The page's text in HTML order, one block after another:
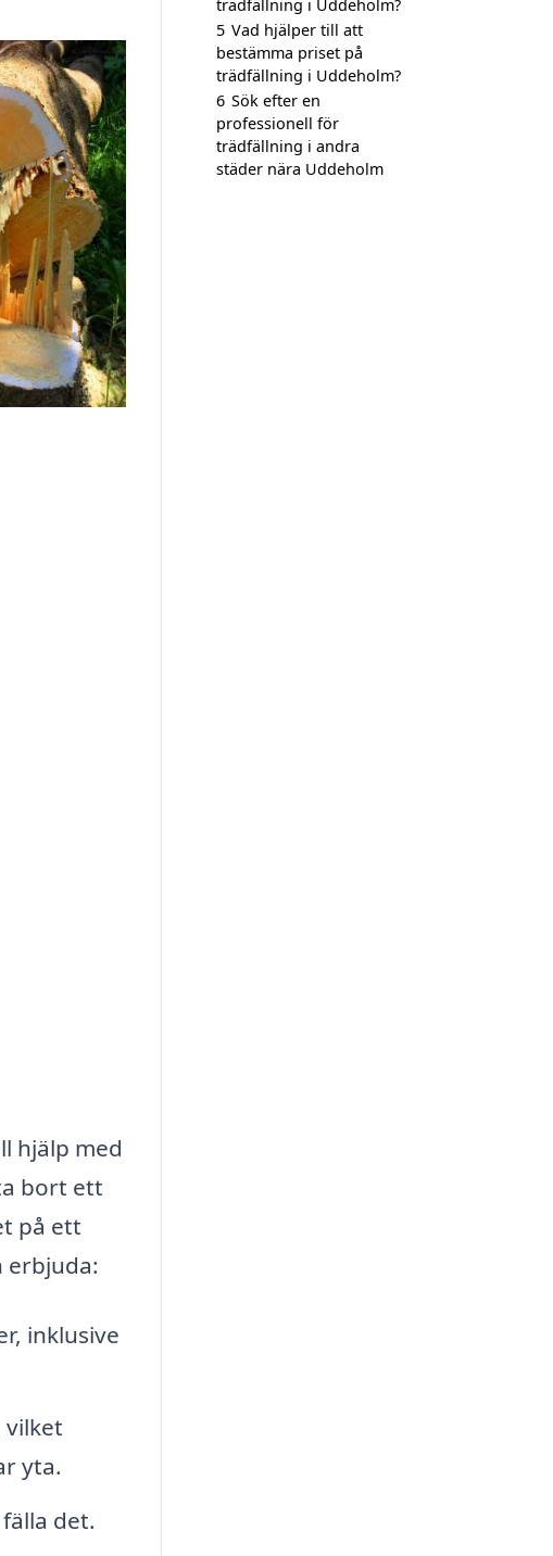
hjälp med
bort ett
på ett
erbjuda:
inklusive
yta.
det.
trädfällning i Uddeholm?
5 Vad hjälper till att
bestämma priset på
trädfällning i Uddeholm?
6 Sök efter en
professionell för
trädfällning i andra
städer nära Uddeholm